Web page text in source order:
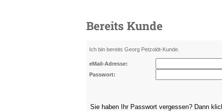
Bereits Kunde
Ich bin bereits Georg Petzoldt-Kunde.
eMail-Adresse:
Passwort:
Sie haben Ihr Passwort vergessen? Dann